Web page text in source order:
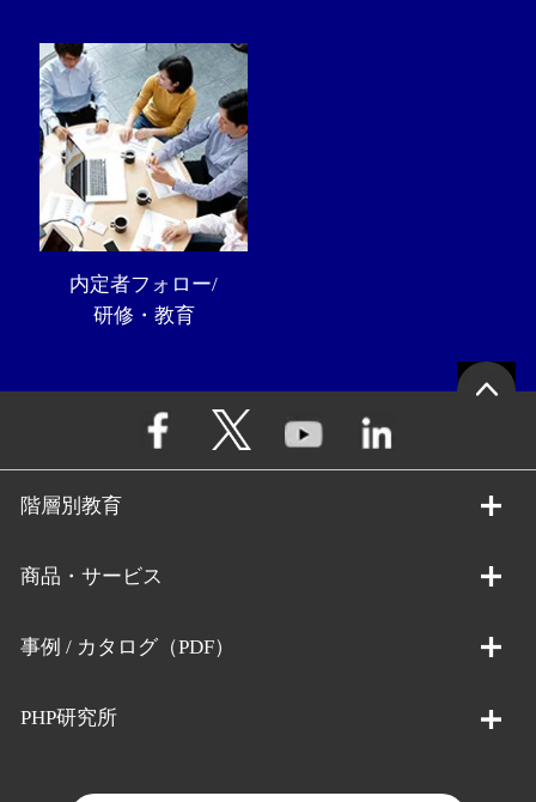
内定者フォロー/
研修・教育
階層別教育
商品・サービス
事例 / カタログ（PDF）
PHP研究所